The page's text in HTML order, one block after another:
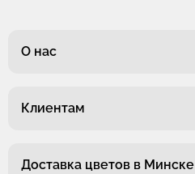
О нас
Клиентам
Доставка цветов в Минске